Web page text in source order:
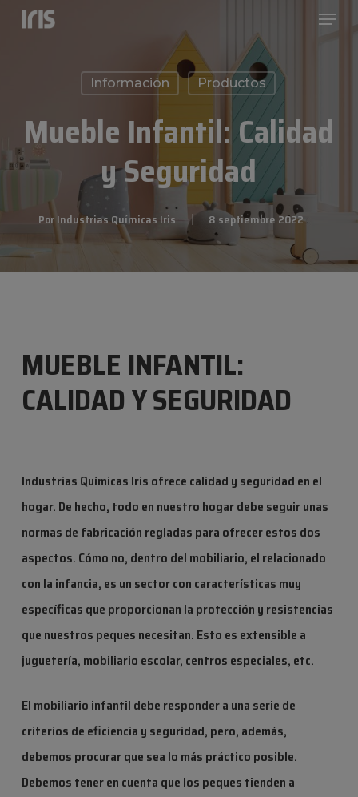
Skip
Menu
Información Productos
Mueble Infantil: Calidad
y Seguridad
PorIndustrias Químicas Iris 8 septiembre 2022
MUEBLE INFANTIL:
CALIDAD Y SEGURIDAD
Industrias Químicas Iris ofrece calidad y seguridad en el
hogar. De hecho, todo en nuestro hogar debe seguir unas
normas de fabricación regladas para ofrecer estos dos
aspectos. Cómo no, dentro del mobiliario, el relacionado
con la infancia, es un sector con características muy
específicas que proporcionan la protección y resistencias
que nuestros peques necesitan. Esto es extensible a
juguetería, mobiliario escolar, centros especiales, etc.
El mobiliario infantil debe responder a una serie de
criterios de eficiencia y seguridad, pero, además,
debemos procurar que sea lo más práctico posible.
Debemos tener en cuenta que los peques tienden a